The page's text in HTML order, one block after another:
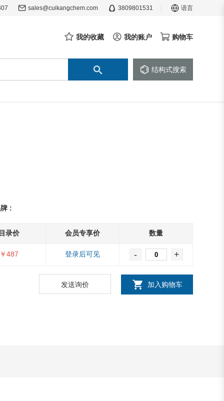
语言
sales@cuikangchem.com 3809801531
我的收藏 我的账户 购物车
结构式搜索
:
录价 会员专享价 数量
￥487 登录后可见 - +
发送询价 加入购物车